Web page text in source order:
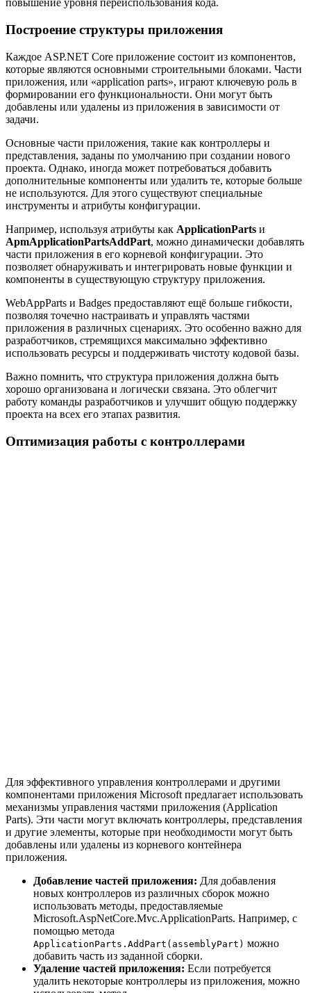
повышение уровня переиспользования кода.
Построение структуры приложения
Каждое ASP.NET Core приложение состоит из компонентов,
которые являются основными строительными блоками. Части
приложения, или «application parts», играют ключевую роль в
формировании его функциональности. Они могут быть
добавлены или удалены из приложения в зависимости от
задачи.
Основные части приложения, такие как контроллеры и
представления, заданы по умолчанию при создании нового
проекта. Однако, иногда может потребоваться добавить
дополнительные компоненты или удалить те, которые больше
не используются. Для этого существуют специальные
инструменты и атрибуты конфигурации.
Например, используя атрибуты как ApplicationParts и
ApmApplicationPartsAddPart, можно динамически добавлять
части приложения в его корневой конфигурации. Это
позволяет обнаруживать и интегрировать новые функции и
компоненты в существующую структуру приложения.
WebAppParts и Badges предоставляют ещё больше гибкости,
позволяя точечно настраивать и управлять частями
приложения в различных сценариях. Это особенно важно для
разработчиков, стремящихся максимально эффективно
использовать ресурсы и поддерживать чистоту кодовой базы.
Важно помнить, что структура приложения должна быть
хорошо организована и логически связана. Это облегчит
работу команды разработчиков и улучшит общую поддержку
проекта на всех его этапах развития.
Оптимизация работы с контроллерами
Для эффективного управления контроллерами и другими
компонентами приложения Microsoft предлагает использовать
механизмы управления частями приложения (Application
Parts). Эти части могут включать контроллеры, представления
и другие элементы, которые при необходимости могут быть
добавлены или удалены из корневого контейнера
приложения.
Добавление частей приложения: Для добавления
новых контроллеров из различных сборок можно
использовать методы, предоставляемые
Microsoft.AspNetCore.Mvc.ApplicationParts. Например, с
помощью метода
ApplicationParts.AddPart(assemblyPart) можно
добавить часть из заданной сборки.
Удаление частей приложения: Если потребуется
удалить некоторые контроллеры из приложения, можно